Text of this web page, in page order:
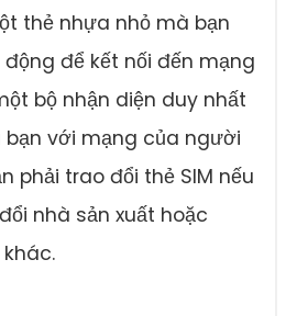
thẻ nhựa nhỏ mà bạn
để kết nối đến mạng
bộ nhận diện duy nhất
bạn với mạng của người
phải trao đổi thẻ SIM nếu
nhà sản xuất hoặc